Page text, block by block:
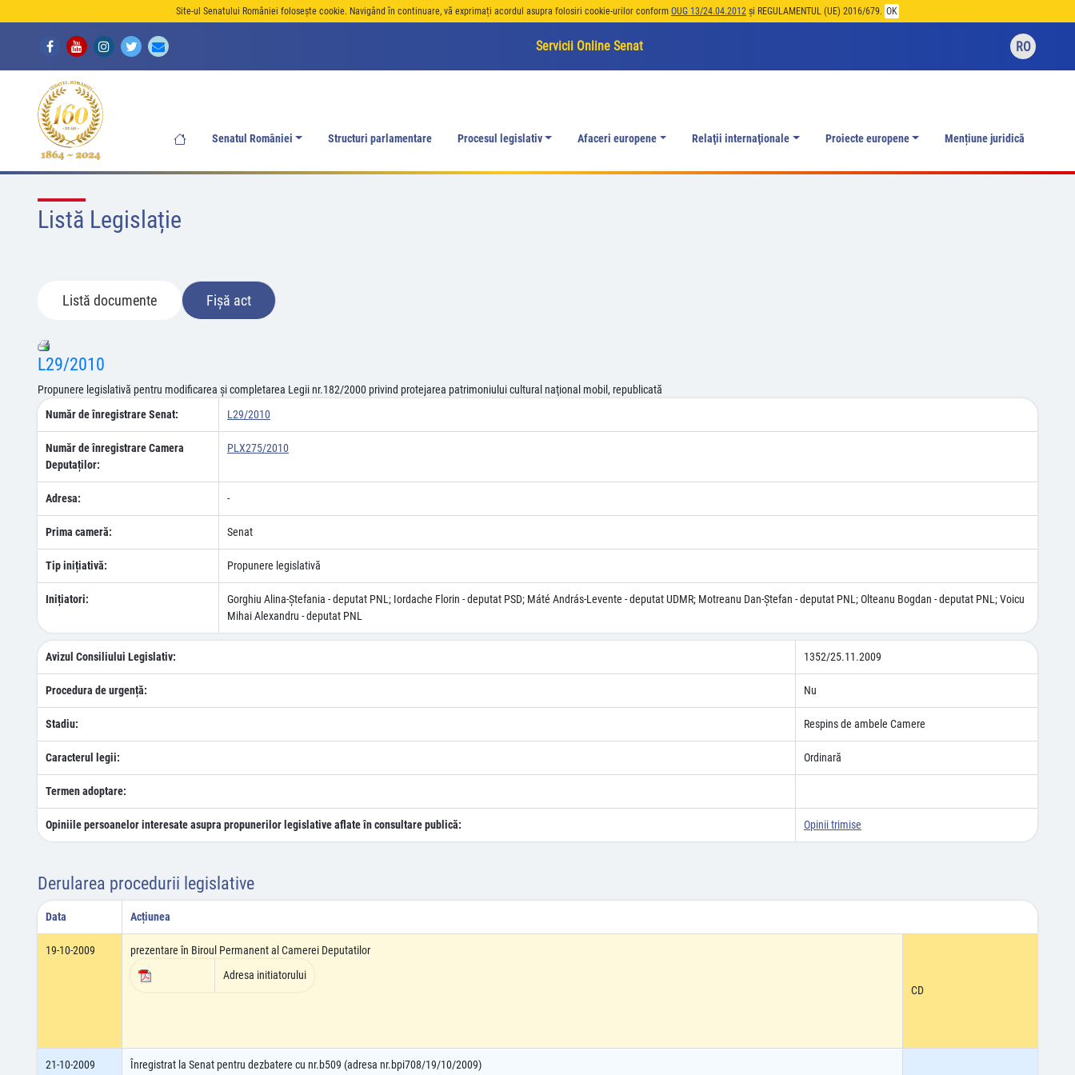
Site-ul Senatului României folosește cookie. Navigând în continuare, vă exprimați acordul asupra folosiri cookie-urilor conform OUG 13/24.04.2012 și REGULAMENTUL (UE) 2016/679. OK
Servicii Online Senat RO
Senatul României Structuri parlamentare Procesul legislativ Afaceri europene Relaţii internaţionale Proiecte europene Mențiune juridică
Listă Legislație
Listă documente Fișă act
L29/2010
Propunere legislativă pentru modificarea şi completarea Legii nr.182/2000 privind protejarea patrimoniului cultural naţional mobil, republicată
Număr de înregistrare Senat:
L29/2010
Număr de înregistrare Camera
Deputaților:
PLX275/2010
Adresa: -
Prima cameră: Senat
Tip inițiativă: Propunere legislativă
Inițiatori:
Gorghiu Alina-Ştefania - deputat PNL; Iordache Florin - deputat PSD; Máté András-Levente - deputat UDMR; Motreanu Dan-Ştefan - deputat PNL; Olteanu Bogdan - deputat PNL; Voicu
Mihai Alexandru - deputat PNL
Avizul Consiliului Legislativ: 1352/25.11.2009
Procedura de urgență: Nu
Stadiu: Respins de ambele Camere
Caracterul legii: Ordinară
Termen adoptare:
Opiniile persoanelor interesate asupra propunerilor legislative aflate în consultare publică: Opinii trimise
Derularea procedurii legislative
Data Acțiunea
19-10-2009
prezentare în Biroul Permanent al Camerei Deputatilor
Adresa initiatorului
CD
21-10-2009 Înregistrat la Senat pentru dezbatere cu nr.b509 (adresa nr.bpi708/19/10/2009)